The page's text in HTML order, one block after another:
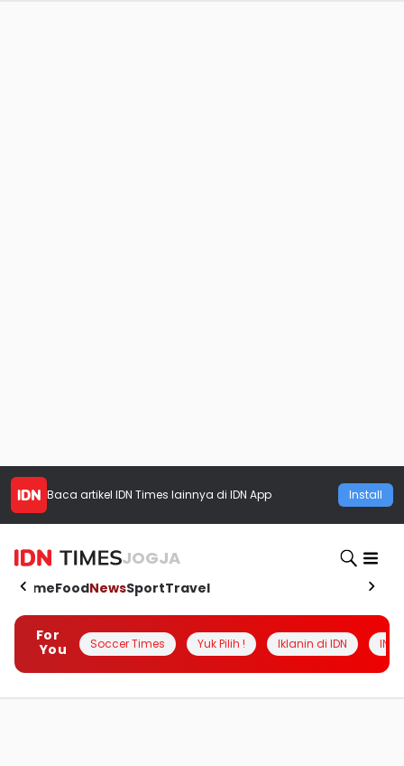
Baca artikel IDN Times lainnya di IDN App Install
JOGJA
HomeFoodNewsSportTravel
For
You
Soccer Times Yuk Pilih ! Iklanin di IDN